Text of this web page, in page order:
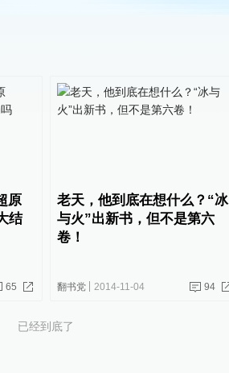
原
结
65
老天，他到底在想什么？“冰
与火”出新书，但不是第六
卷！
翻书党 2014-11-04 94
已经到底了